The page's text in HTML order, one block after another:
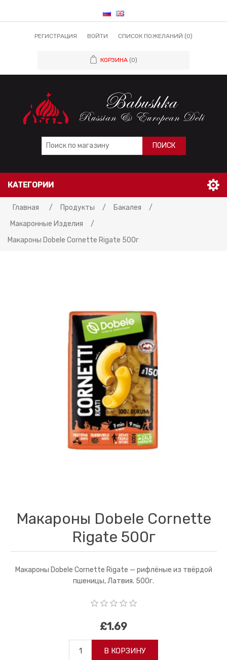
РЕГИСТРАЦИЯ ВОЙТИ СПИСОК ПОЖЕЛАНИЙ (0)
КОРЗИНА (0)
ПОИСК
КАТЕГОРИИ
Главная / Продукты / Бакалея
/
Макаронные Изделия
/
Макароны Dobele Cornette Rigate 500г
Макароны Dobele Cornette
Rigate 500г
Макароны Dobele Cornette Rigate — рифлёные из твёрдой
пшеницы, Латвия. 500г.
£1.69
В КОРЗИНУ